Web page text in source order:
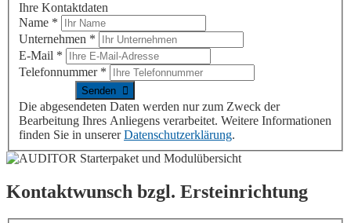
Ihre Kontaktdaten
Name *
Unternehmen *
E-Mail *
Telefonnummer *
Die abgesendeten Daten werden nur zum Zweck der
Bearbeitung Ihres Anliegens verarbeitet. Weitere Informationen
finden Sie in unsererDatenschutzerklärung.
Kontaktwunsch bzgl. Ersteinrichtung